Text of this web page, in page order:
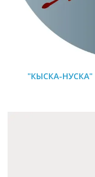
"КЫСКА-НУСКА"